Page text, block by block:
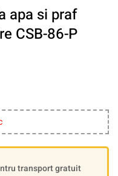
apa si praf
CSB-86-P
transport gratuit